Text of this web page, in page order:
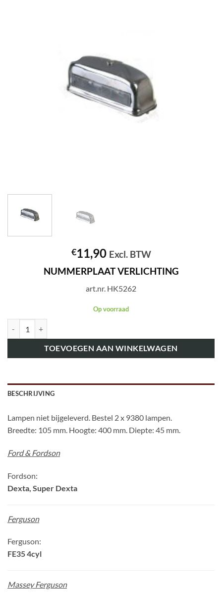
€11,90 Excl. BTW
NUMMERPLAAT VERLICHTING
art.nr. HK5262
Op voorraad
TOEVOEGEN AAN WINKELWAGEN
BESCHRIJVING
Lampen niet bijgeleverd. Bestel 2 x 9380 lampen.
Breedte: 105 mm. Hoogte: 400 mm. Diepte: 45 mm.
Ford & Fordson
Fordson:
Dexta, Super Dexta
Ferguson
Ferguson:
FE35 4cyl
Massey Ferguson